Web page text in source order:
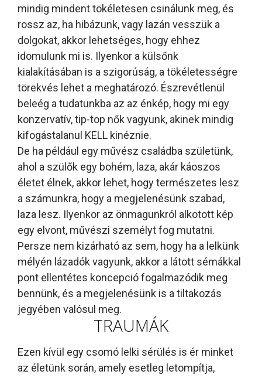
mindig mindent tökéletesen csinálunk meg, és
rossz az, ha hibázunk, vagy lazán vesszük a
dolgokat, akkor lehetséges, hogy ehhez
idomulunk mi is. Ilyenkor a külsőnk
kialakításában is a szigorúság, a tökéletességre
törekvés lehet a meghatározó. Észrevétlenül
beleég a tudatunkba az az énkép, hogy mi egy
konzervatív, tip-top nők vagyunk, akinek mindig
kifogástalanul KELL kinéznie.
De ha például egy művész családba születünk,
ahol a szülők egy bohém, laza, akár káoszos
életet élnek, akkor lehet, hogy természetes lesz
a számunkra, hogy a megjelenésünk szabad,
laza lesz. Ilyenkor az önmagunkról alkotott kép
egy elvont, művészi személyt fog mutatni.
Persze nem kizárható az sem, hogy ha a lelkünk
mélyén lázadók vagyunk, akkor a látott sémákkal
pont ellentétes koncepció fogalmazódik meg
bennünk, és a megjelenésünk is a tiltakozás
jegyében valósul meg.
TRAUMÁK
Ezen kívül egy csomó lelki sérülés is ér minket
az életünk során, amely esetleg letompítja,